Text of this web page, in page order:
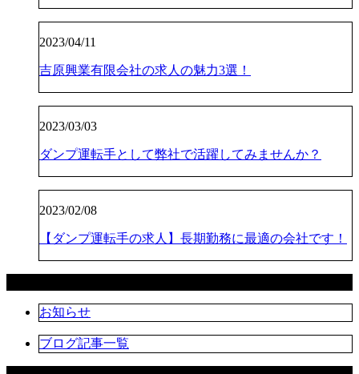
2023/04/11
吉原興業有限会社の求人の魅力3選！
2023/03/03
ダンプ運転手として弊社で活躍してみませんか？
2023/02/08
【ダンプ運転手の求人】長期勤務に最適の会社です！
お知らせ
ブログ記事一覧